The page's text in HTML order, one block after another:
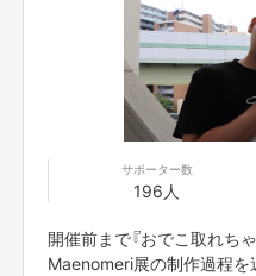
サポーター数
196人
開催前まで『おでこ取れち
Maenomeri展の制作過程